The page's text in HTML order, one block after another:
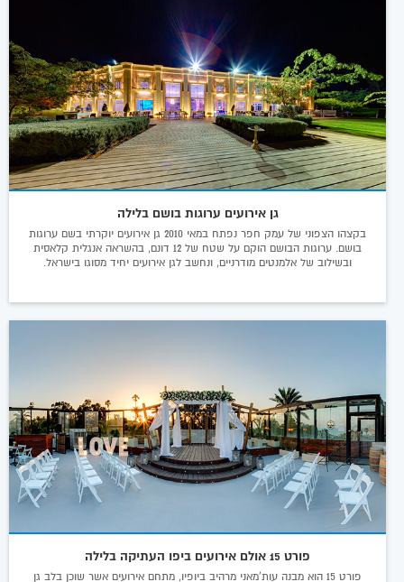
גן אירועים ערוגות בושם בלילה
בקצהו הצפוני של עמק חפר נפתח במאי 2010 גן אירועים יוקרתי בשם ערוגות
בושם. ערוגות הבושם הוקם על שטח של 12 דונם, בהשראה אנגלית קלאסית
ובשילוב של אלמנטים מודרניים, ונחשב לגן אירועים יחיד מסוגו בישראל.
פורט 15 אולם אירועים ביפו העתיקה בלילה
פורט 15 הוא מבנה עות'מאני מרהיב ביופיו, מתחם אירועים אשר שוכן בלב גן